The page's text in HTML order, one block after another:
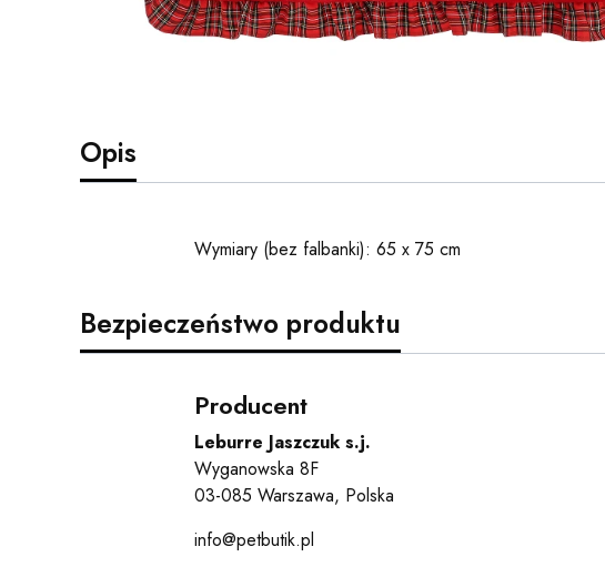
Opis
Wymiary (bez falbanki): 65 x 75 cm
Bezpieczeństwo produktu
Producent
Leburre Jaszczuk s.j.
Wyganowska 8F
03-085 Warszawa, Polska
info@petbutik.pl